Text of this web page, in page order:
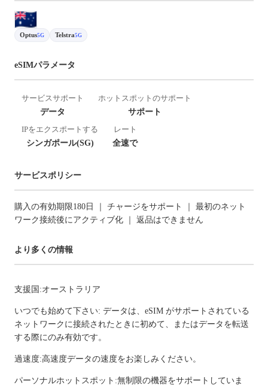
Optus5G Telstra5G
eSIMパラメータ
サービスサポート
データ
ホットスポットのサポート
サポート
IPをエクスポートする
シンガポール(SG)
レート
全速で
サービスポリシー
購入の有効期限180日 ｜ チャージをサポート ｜ 最初のネット
ワーク接続後にアクティブ化 ｜ 返品はできません
より多くの情報
支援国:オーストラリア
いつでも始めて下さい: データは、eSIM がサポートされている
ネットワークに接続されたときに初めて、またはデータを転送
する際にのみ有効です。
過速度:高速度データの速度をお楽しみください。
パーソナルホットスポット:無制限の機器をサポートしていま